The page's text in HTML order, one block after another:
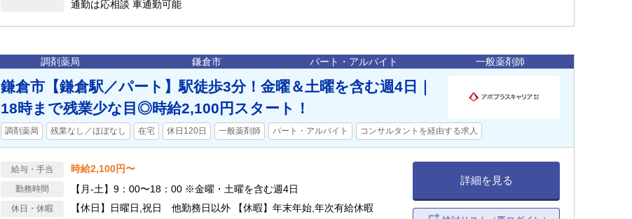
通勤は応相談 車通勤可能
調剤薬局 鎌倉市 パート・アルバイト 一般薬剤師
鎌倉市【鎌倉駅／パート】駅徒歩3分！金曜＆土曜を含む週4日｜
18時まで残業少な目◎時給2,100円スタート！
調剤薬局 残業なし／ほぼなし 在宅 休日120日 一般薬剤師 パート・アルバイト コンサルタントを経由する求人
給与・手当 時給2,100円〜
勤務時間 【月-土】9：00〜18：00 ※金曜・土曜を含む週4日
休日・休暇 【休日】日曜日,祝日 他勤務日以外 【休暇】年末年始,年次有給休暇
詳細を見る